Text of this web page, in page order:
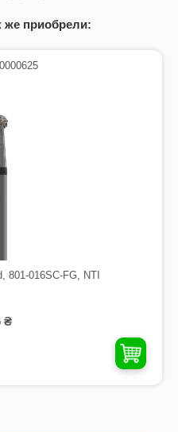
же приобрели:
801-016SC-FG, NTI
₴